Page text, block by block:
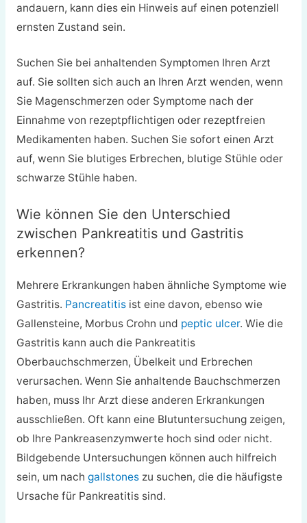
andauern, kann dies ein Hinweis auf einen potenziell
ernsten Zustand sein.
Suchen Sie bei anhaltenden Symptomen Ihren Arzt
auf. Sie sollten sich auch an Ihren Arzt wenden, wenn
Sie Magenschmerzen oder Symptome nach der
Einnahme von rezeptpflichtigen oder rezeptfreien
Medikamenten haben. Suchen Sie sofort einen Arzt
auf, wenn Sie blutiges Erbrechen, blutige Stühle oder
schwarze Stühle haben.
Wie können Sie den Unterschied
zwischen Pankreatitis und Gastritis
erkennen?
Mehrere Erkrankungen haben ähnliche Symptome wie
Gastritis. Pancreatitisist eine davon, ebenso wie
Gallensteine, Morbus Crohn und peptic ulcer. Wie die
Gastritis kann auch die Pankreatitis
Oberbauchschmerzen, Übelkeit und Erbrechen
verursachen. Wenn Sie anhaltende Bauchschmerzen
haben, muss Ihr Arzt diese anderen Erkrankungen
ausschließen. Oft kann eine Blutuntersuchung zeigen,
ob Ihre Pankreasenzymwerte hoch sind oder nicht.
Bildgebende Untersuchungen können auch hilfreich
sein, um nach gallstoneszu suchen, die die häufigste
Ursache für Pankreatitis sind.